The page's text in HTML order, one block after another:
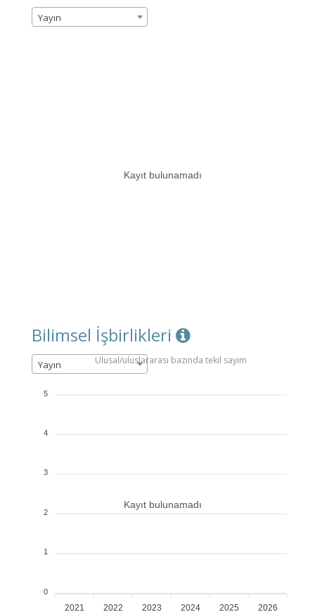
Yayın
Kayıt bulunamadı
Bilimsel İşbirlikleri
Yayın Ulusal/uluslararası bazında tekil sayım
2021 2022 2023 2024 2025 2026
Kayıt bulunamadı
5
4
3
2
1
0